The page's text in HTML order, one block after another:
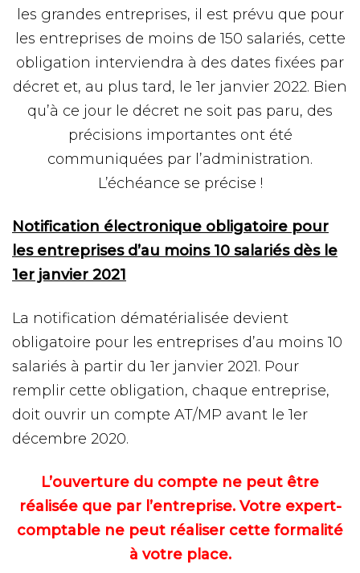
les grandes entreprises, il est prévu que pour
les entreprises de moins de 150 salariés, cette
obligation interviendra à des dates fixées par
décret et, au plus tard, le 1er janvier 2022. Bien
qu’à ce jour le décret ne soit pas paru, des
précisions importantes ont été
communiquées par l’administration.
L’échéance se précise !
Notification électronique obligatoire pour
les entreprises d’au moins 10 salariés dès le
1er janvier 2021
La notification dématérialisée devient
obligatoire pour les entreprises d’au moins 10
salariés à partir du 1er janvier 2021. Pour
remplir cette obligation, chaque entreprise,
doit ouvrir un compte AT/MP avant le 1er
décembre 2020.
L’ouverture du compte ne peut être
réalisée que par l’entreprise. Votre expert-
comptable ne peut réaliser cette formalité
à votre place.